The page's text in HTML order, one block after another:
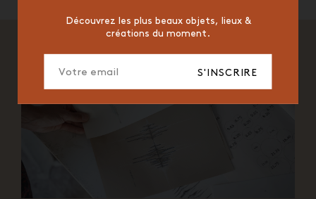
Découvrez les plus beaux objets, lieux &
créations du moment.
S'INSCRIRE